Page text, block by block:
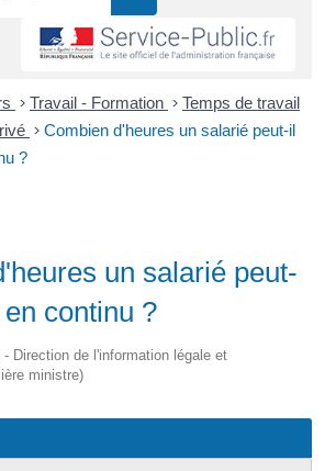
> Travail - Formation > Temps de travail
> Combien d'heures un salarié peut-il
?
un salarié peut-
continu ?
Direction de l'information légale et
ministre)